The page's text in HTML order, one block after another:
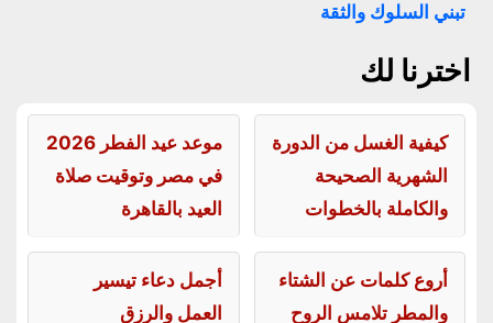
تبني السلوك والثقة
اخترنا لك
كيفية الغسل من الدورة
الشهرية الصحيحة
والكاملة بالخطوات
موعد عيد الفطر 2026
في مصر وتوقيت صلاة
العيد بالقاهرة
أروع كلمات عن الشتاء
والمطر تلامس الروح
أجمل دعاء تيسير
العمل والرزق